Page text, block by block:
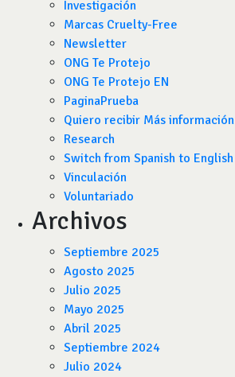
Investigación
Marcas Cruelty-Free
Newsletter
ONG Te Protejo
ONG Te Protejo EN
PaginaPrueba
Quiero recibir Más información
Research
Switch from Spanish to English
Vinculación
Voluntariado
Archivos
Septiembre 2025
Agosto 2025
Julio 2025
Mayo 2025
Abril 2025
Septiembre 2024
Julio 2024